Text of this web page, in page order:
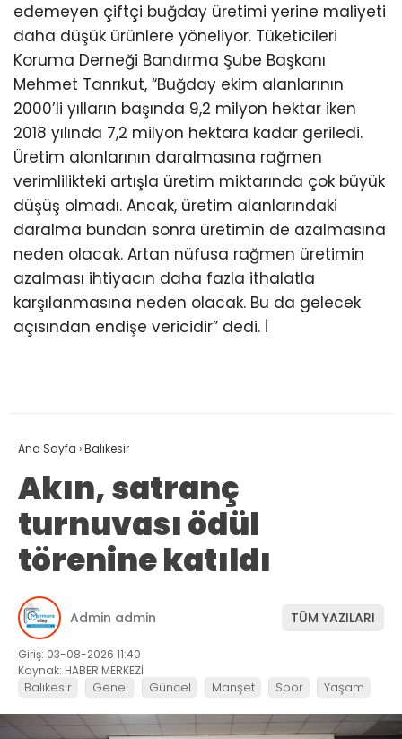
edemeyen çiftçi buğday üretimi yerine maliyeti
daha düşük ürünlere yöneliyor. Tüketicileri
Koruma Derneği Bandırma Şube Başkanı
Mehmet Tanrıkut, “Buğday ekim alanlarının
2000’li yılların başında 9,2 milyon hektar iken
2018 yılında 7,2 milyon hektara kadar geriledi.
Üretim alanlarının daralmasına rağmen
verimlilikteki artışla üretim miktarında çok büyük
düşüş olmadı. Ancak, üretim alanlarındaki
daralma bundan sonra üretimin de azalmasına
neden olacak. Artan nüfusa rağmen üretimin
azalması ihtiyacın daha fazla ithalatla
karşılanmasına neden olacak. Bu da gelecek
açısından endişe vericidir” dedi. İ
Ana Sayfa ›Balıkesir
Akın, satranç
turnuvası ödül
törenine katıldı
Admin admin TÜM YAZILARI
Giriş: 03-08-2026 11:40
Kaynak: HABER MERKEZİ
Balıkesir Genel Güncel Manşet Spor Yaşam